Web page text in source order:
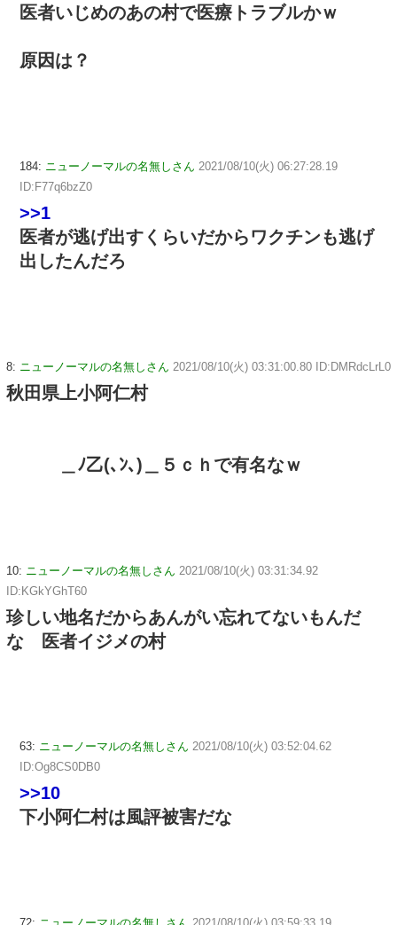
医者いじめのあの村で医療トラブルかｗ
原因は？
184: ニューノーマルの名無しさん 2021/08/10(火) 06:27:28.19
ID:F77q6bzZ0
>>1
医者が逃げ出すくらいだからワクチンも逃げ
出したんだろ
8: ニューノーマルの名無しさん 2021/08/10(火) 03:31:00.80 ID:DMRdcLrL0
秋田県上小阿仁村
＿ﾉ乙(､ﾝ､)＿５ｃｈで有名なｗ
10: ニューノーマルの名無しさん 2021/08/10(火) 03:31:34.92
ID:KGkYGhT60
珍しい地名だからあんがい忘れてないもんだ
な 医者イジメの村
63: ニューノーマルの名無しさん 2021/08/10(火) 03:52:04.62
ID:Og8CS0DB0
>>10
下小阿仁村は風評被害だな